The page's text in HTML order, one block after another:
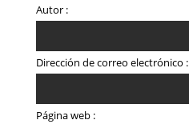
Autor :
Dirección de correo electrónico :
Página web :